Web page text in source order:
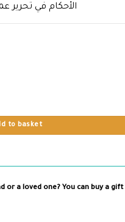
الأحكام في تحرير
to basket
a loved one? You can buy a